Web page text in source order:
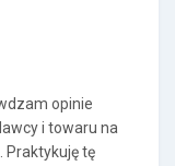
opinie
i towaru na
Praktykuję tę